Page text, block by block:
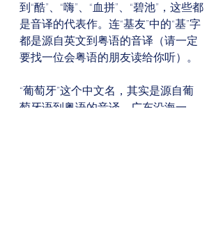
到“酷”、“嗨”、“血拼”、“碧池”，这些都
是音译的代表作。连“基友”中的“基”字
都是源自英文到粤语的音译（请一定
要找一位会粤语的朋友读给你听）。
“葡萄牙”这个中文名，其实是源自葡
萄牙语到粤语的音译。广东沿海一